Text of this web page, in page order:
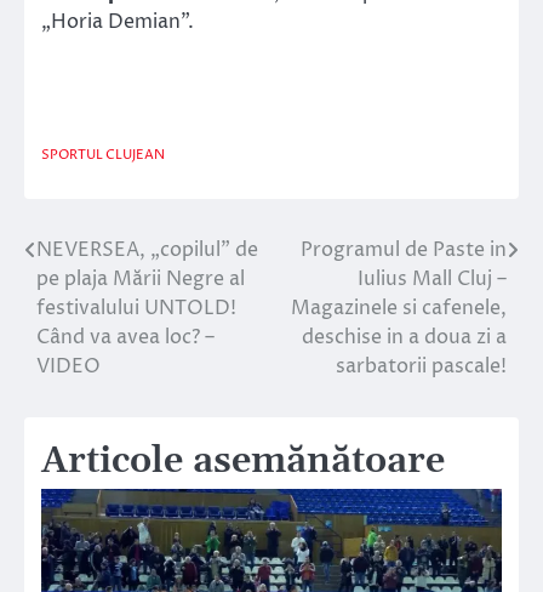
„Horia Demian”.
SPORTUL CLUJEAN
Navigare
în
articole
NEVERSEA, „copilul” de
pe plaja Mării Negre al
festivalului UNTOLD!
Când va avea loc? –
VIDEO
Programul de Paste in
Iulius Mall Cluj –
Magazinele si cafenele,
deschise in a doua zi a
sarbatorii pascale!
Articole asemănătoare